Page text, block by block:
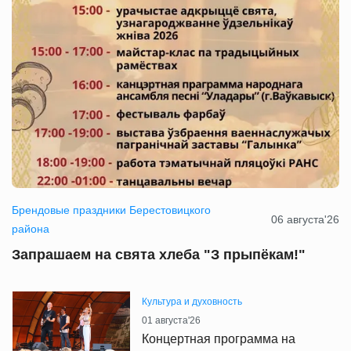
Брендовые праздники Берестовицкого
района
06 августа'26
Запрашаем на свята хлеба "З прыпёкам!"
Культура и духовность
01 августа'26
Концертная программа на